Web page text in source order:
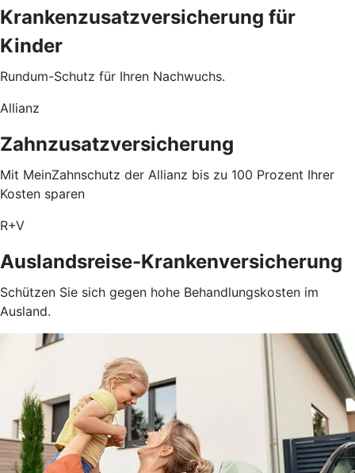
Krankenzusatzversicherung für
Kinder
Rundum-Schutz für Ihren Nachwuchs.
Allianz
Zahnzusatzversicherung
Mit MeinZahnschutz der Allianz bis zu 100 Prozent Ihrer
Kosten sparen
R+V
Auslandsreise-Krankenversicherung
Schützen Sie sich gegen hohe Behandlungskosten im
Ausland.